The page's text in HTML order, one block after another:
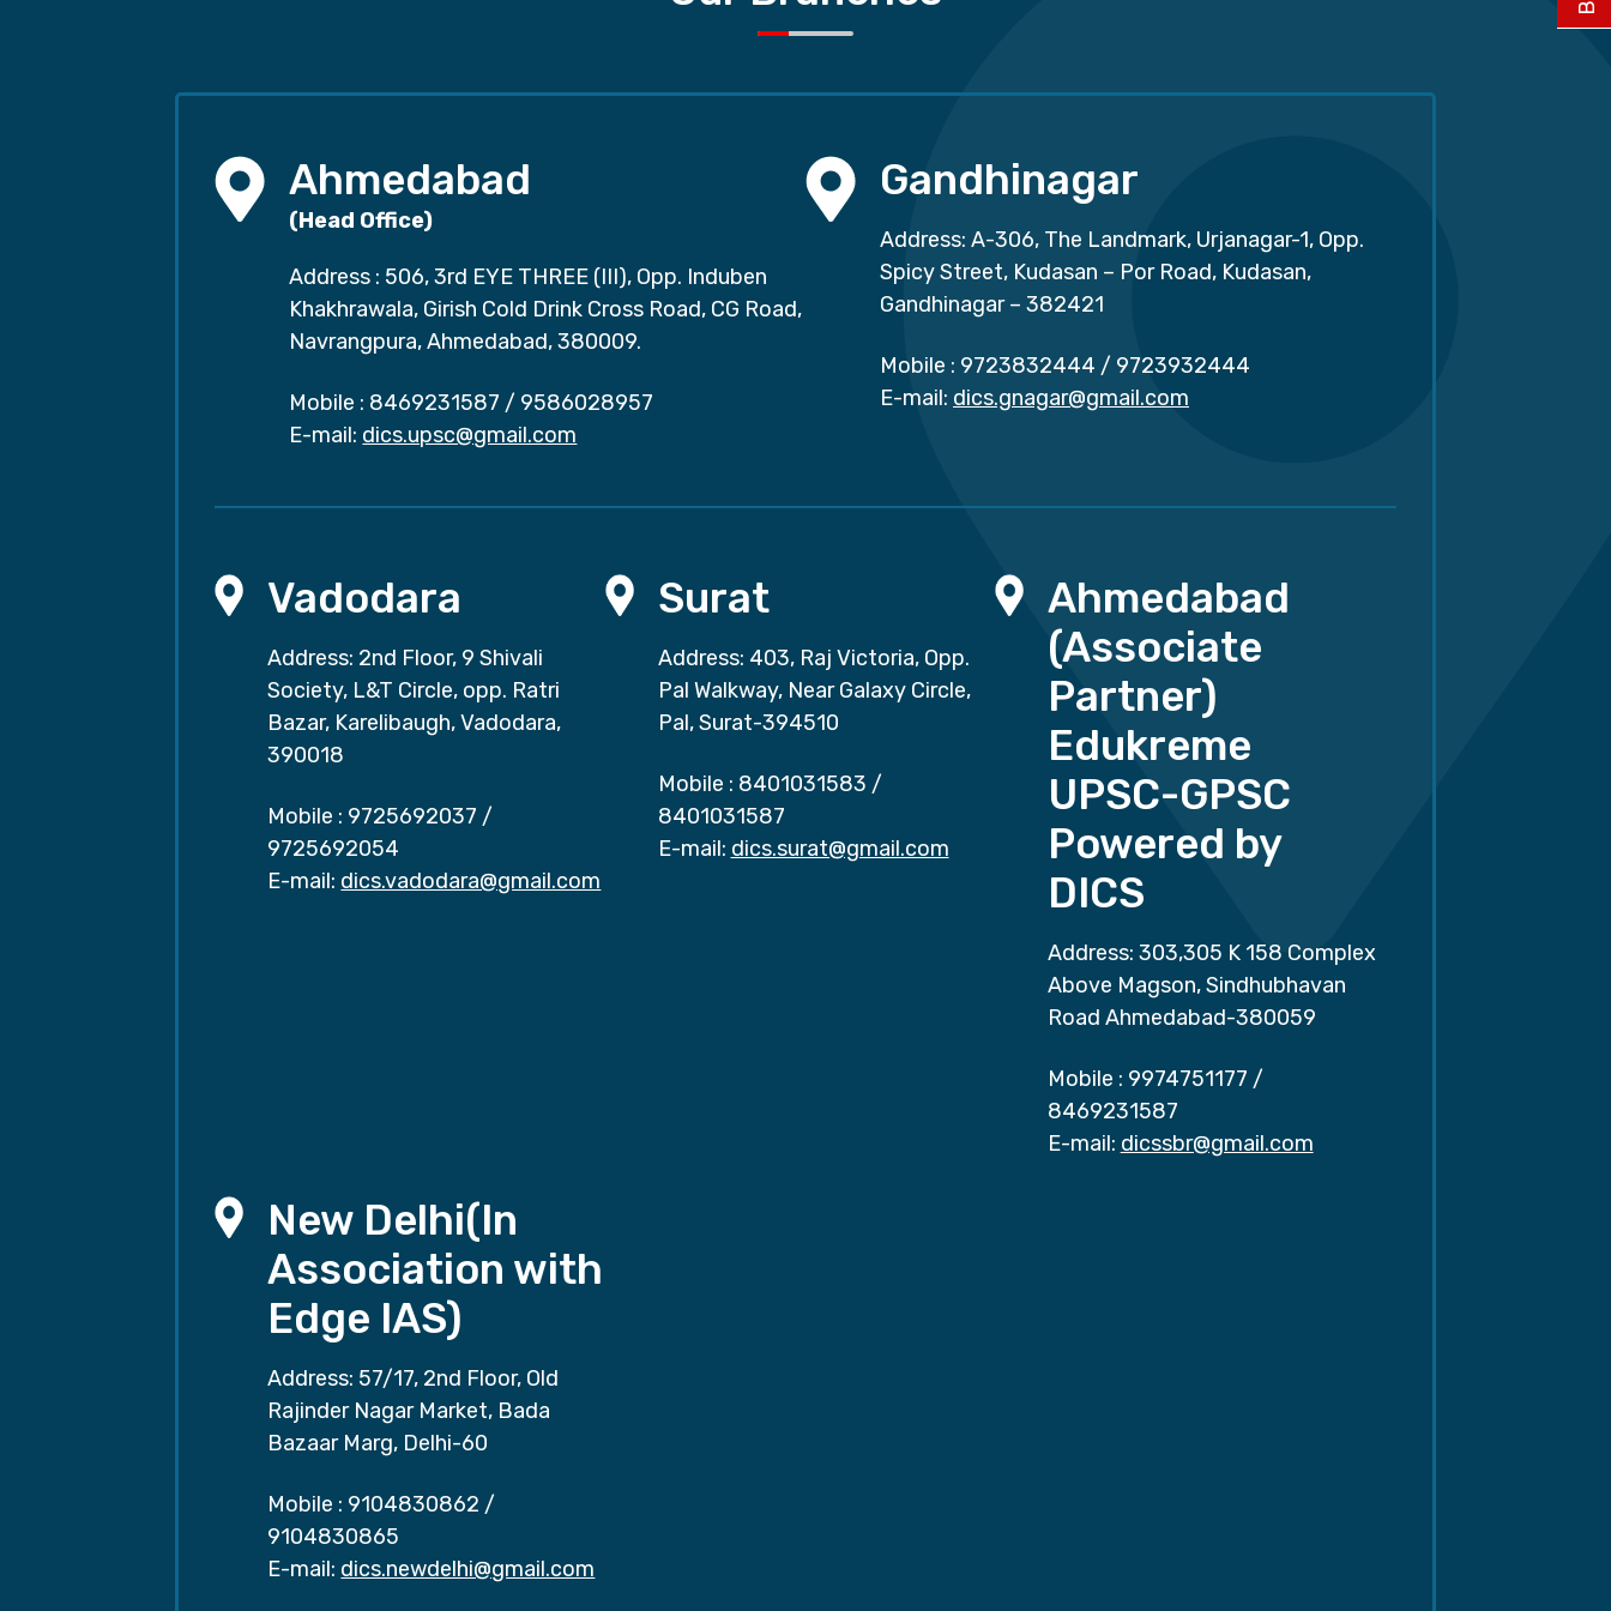
Ahmedabad
(Head Office)
Address : 506, 3rd EYE THREE (III), Opp. Induben
Khakhrawala, Girish Cold Drink Cross Road, CG Road,
Navrangpura, Ahmedabad, 380009.
Mobile : 8469231587 / 9586028957
E-mail: dics.upsc@gmail.com
Gandhinagar
Address: A-306, The Landmark, Urjanagar-1, Opp.
Spicy Street, Kudasan – Por Road, Kudasan,
Gandhinagar – 382421
Mobile : 9723832444 / 9723932444
E-mail: dics.gnagar@gmail.com
Vadodara
Address: 2nd Floor, 9 Shivali
Society, L&T Circle, opp. Ratri
Bazar, Karelibaugh, Vadodara,
390018
Mobile : 9725692037 /
9725692054
E-mail: dics.vadodara@gmail.com
Surat
Address: 403, Raj Victoria, Opp.
Pal Walkway, Near Galaxy Circle,
Pal, Surat-394510
Mobile : 8401031583 /
8401031587
E-mail: dics.surat@gmail.com
Ahmedabad
(Associate
Partner)
Edukreme
UPSC-GPSC
Powered by
DICS
Address: 303,305 K 158 Complex
Above Magson, Sindhubhavan
Road Ahmedabad-380059
Mobile : 9974751177 /
8469231587
E-mail: dicssbr@gmail.com
New Delhi(In
Association with
Edge IAS)
Address: 57/17, 2nd Floor, Old
Rajinder Nagar Market, Bada
Bazaar Marg, Delhi-60
Mobile : 9104830862 /
9104830865
E-mail: dics.newdelhi@gmail.com